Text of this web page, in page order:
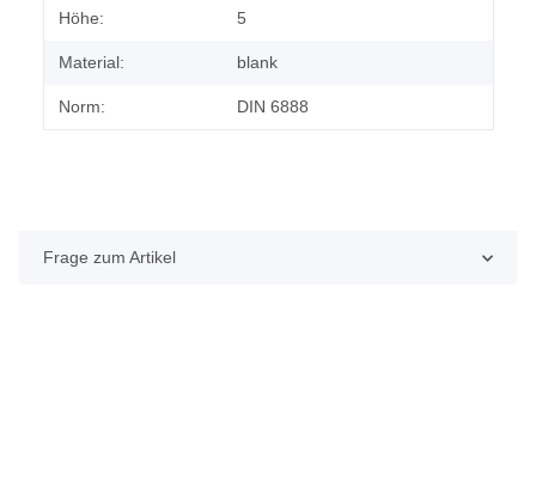
Höhe: 5
Material: blank
Norm: DIN 6888
Frage zum Artikel